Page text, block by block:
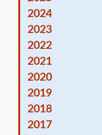
2024
2023
2022
2021
2020
2019
2018
2017